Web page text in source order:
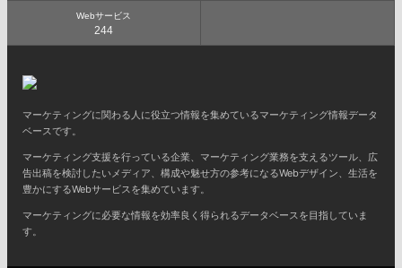
Webサービス
244
マーケティングに関わる人に役立つ情報を集めているマーケティング情報データ
ベースです。
マーケティング支援を行っている企業、マーケティング業務を支えるツール、広
告出稿を検討したいメディア、構成や魅せ方の参考になるWebデザイン、生活を
豊かにするWebサービスを集めています。
マーケティングに必要な情報を効率良く得られるデータベースを目指していま
す。